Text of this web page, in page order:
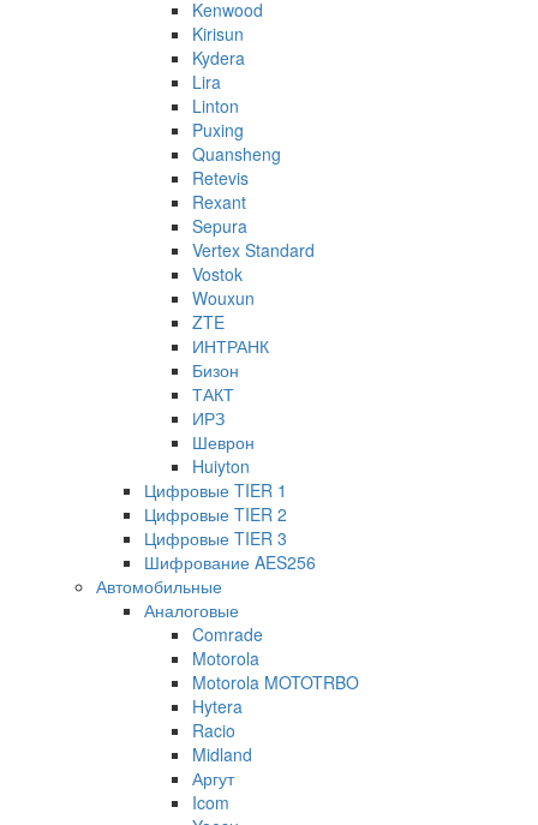
Kenwood
Kirisun
Kydera
Lira
Linton
Puxing
Quansheng
Retevis
Rexant
Sepura
Vertex Standard
Vostok
Wouxun
ZTE
ИНТРАНК
Бизон
ТАКТ
ИРЗ
Шеврон
Huiyton
Цифровые TIER 1
Цифровые TIER 2
Цифровые TIER 3
Шифрование AES256
Автомобильные
Аналоговые
Comrade
Motorola
Motorola MOTOTRBO
Hytera
Racio
Midland
Аргут
Icom